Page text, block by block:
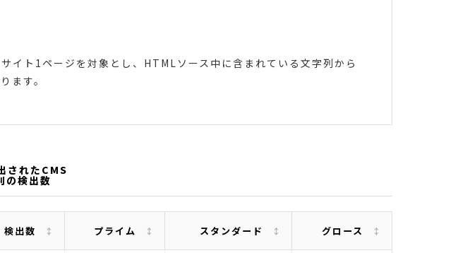
イト1ページを対象とし、HTMLソース中に含まれている文字列から
ます。
されたCMS
の検出数
検出数 プライム スタンダード グロース